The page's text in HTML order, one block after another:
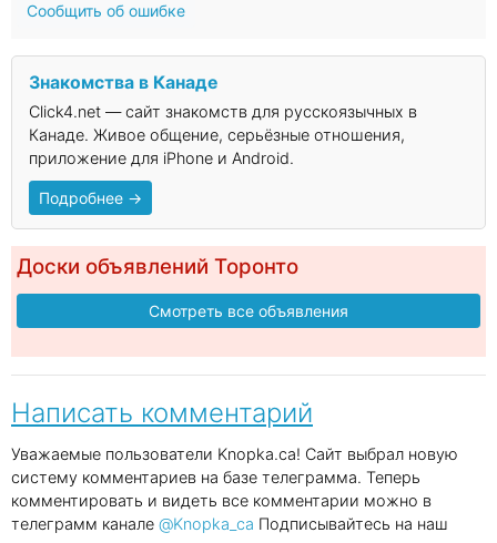
Сообщить об ошибке
Знакомства в Канаде
Click4.net — сайт знакомств для русскоязычных в
Канаде. Живое общение, серьёзные отношения,
приложение для iPhone и Android.
Подробнее →
Доски объявлений Торонто
Смотреть все объявления
Написать комментарий
Уважаемые пользователи Knopka.ca! Сайт выбрал новую
систему комментариев на базе телеграмма. Теперь
комментировать и видеть все комментарии можно в
телеграмм канале @Knopka_ca Подписывайтесь на наш